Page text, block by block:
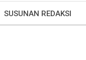
SUSUNAN REDAKSI